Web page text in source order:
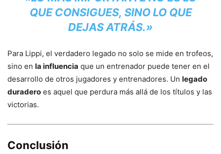
QUE CONSIGUES, SINO LO QUE
DEJAS ATRÁS.»
Para Lippi, el verdadero legado no solo se mide en trofeos,
sino en la influencia que un entrenador puede tener en el
desarrollo de otros jugadores y entrenadores. Un legado
duradero es aquel que perdura más allá de los títulos y las
victorias.
Conclusión